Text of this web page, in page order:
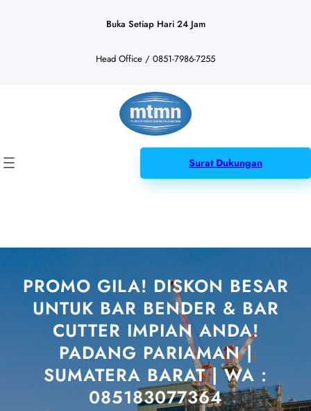
Buka Setiap Hari 24 Jam
Head Office / 0851-7986-7255
Surat Dukungan
PROMO GILA! DISKON BESAR
UNTUK BAR BENDER & BAR
CUTTER IMPIAN ANDA!
PADANG PARIAMAN |
SUMATERA BARAT | WA :
085183077364